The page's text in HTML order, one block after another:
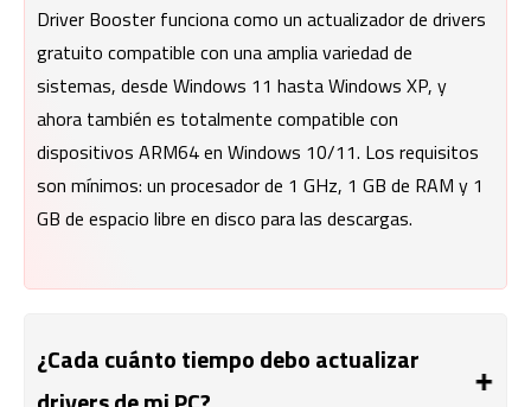
Driver Booster funciona como un actualizador de drivers
gratuito compatible con una amplia variedad de
sistemas, desde Windows 11 hasta Windows XP, y
ahora también es totalmente compatible con
dispositivos ARM64 en Windows 10/11. Los requisitos
son mínimos: un procesador de 1 GHz, 1 GB de RAM y 1
GB de espacio libre en disco para las descargas.
¿Cada cuánto tiempo debo actualizar